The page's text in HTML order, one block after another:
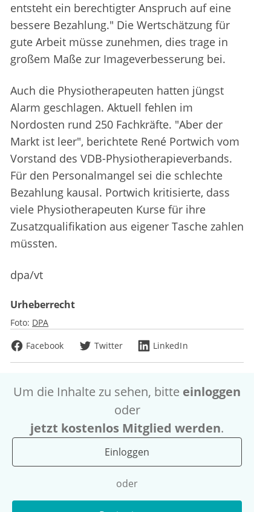
entsteht ein berechtigter Anspruch auf eine
bessere Bezahlung." Die Wertschätzung für
gute Arbeit müsse zunehmen, dies trage in
großem Maße zur Imageverbesserung bei.
Auch die Physiotherapeuten hatten jüngst
Alarm geschlagen. Aktuell fehlen im
Nordosten rund 250 Fachkräfte. "Aber der
Markt ist leer", berichtete René Portwich vom
Vorstand des VDB-Physiotherapieverbands.
Für den Personalmangel sei die schlechte
Bezahlung kausal. Portwich kritisierte, dass
viele Physiotherapeuten Kurse für ihre
Zusatzqualifikation aus eigener Tasche zahlen
müssten.
dpa/vt
Urheberrecht
Foto: DPA
Facebook
Twitter LinkedIn
Um die Inhalte zu sehen, bitte einloggen
oder
jetzt kostenlos Mitglied werden.
Einloggen
oder